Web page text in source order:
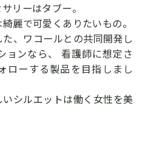
リーはタブー。
麗で可愛くありたいもの。
、ワコールとの共同開発し
ョンなら、看護師に想定さ
ローする製品を目指しまし
シルエットは働く女性を美